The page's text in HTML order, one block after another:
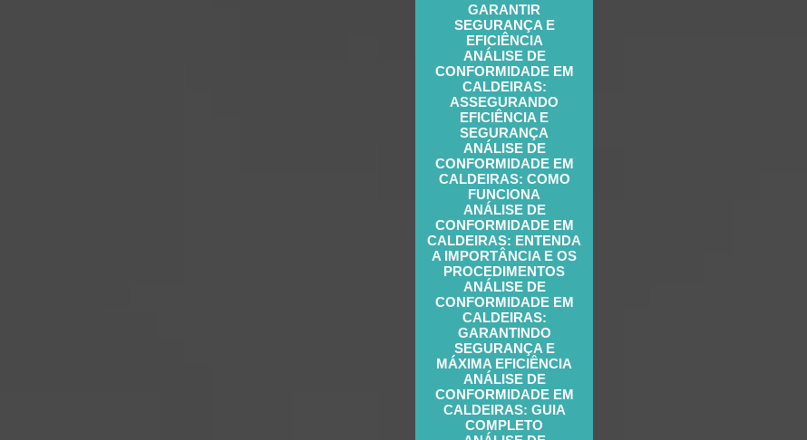
GARANTIR
SEGURANÇA E
EFICIÊNCIA
ANÁLISE DE
CONFORMIDADE EM
CALDEIRAS:
ASSEGURANDO
EFICIÊNCIA E
SEGURANÇA
ANÁLISE DE
CONFORMIDADE EM
CALDEIRAS: COMO
FUNCIONA
ANÁLISE DE
CONFORMIDADE EM
CALDEIRAS: ENTENDA
A IMPORTÂNCIA E OS
PROCEDIMENTOS
ANÁLISE DE
CONFORMIDADE EM
CALDEIRAS:
GARANTINDO
SEGURANÇA E
MÁXIMA EFICIÊNCIA
ANÁLISE DE
CONFORMIDADE EM
CALDEIRAS: GUIA
COMPLETO